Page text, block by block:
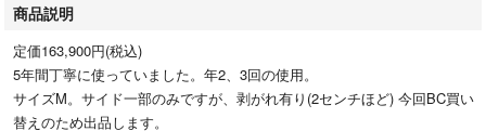
商品説明
定価163,900円(税込)
5年間丁寧に使っていました。年2、3回の使用。
サイズM。サイド一部のみですが、剥がれ有り(2センチほど) 今回BC買い
替えのため出品します。